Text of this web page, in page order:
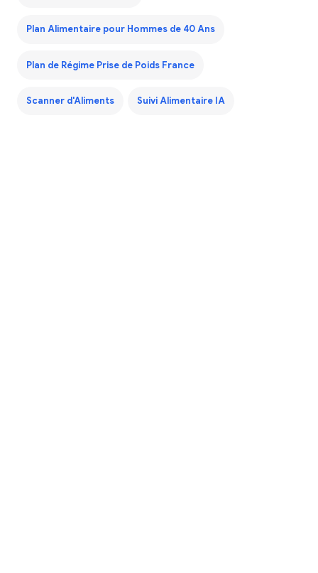
Plan Alimentaire pour Hommes de 40 Ans
Plan de Régime Prise de Poids France
Scanner d'Aliments Suivi Alimentaire IA